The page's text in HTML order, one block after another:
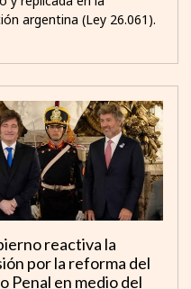
argentina (Ley 26.061).
reactiva la
por la reforma del
Penal en medio del